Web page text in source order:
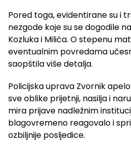
Pored toga, evidentirane su i
nezgode koje su se dogodile
Kozluka i Milića. O stepenu
eventualnim povredama
saopštila više detalja.
Policijska uprava Zvornik
sve oblike prijetnji, nasilja i
mira prijave nadležnim
blagovremeno reagovalo i
ozbiljnije posljedice.